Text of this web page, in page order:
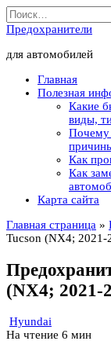
Перейти
к
содержанию
Search
for:
Предохранители
для автомобилей
Главная
Полезная
Какие
виды,
Почему
Как
Как
Карта сайта
Главная страница »
Tucson (NX4;
(NX4;
Hyundai
На чтение 6 мин